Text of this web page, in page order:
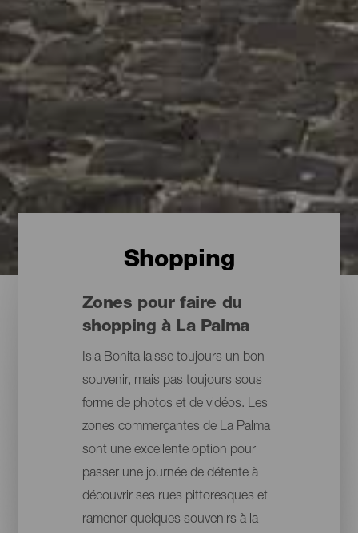
Shopping
Zones pour faire du
shopping à La Palma
Isla Bonita laisse toujours un bon
souvenir, mais pas toujours sous
forme de photos et de vidéos. Les
zones commerçantes de La Palma
sont une excellente option pour
passer une journée de détente à
découvrir ses rues pittoresques et
ramener quelques souvenirs à la